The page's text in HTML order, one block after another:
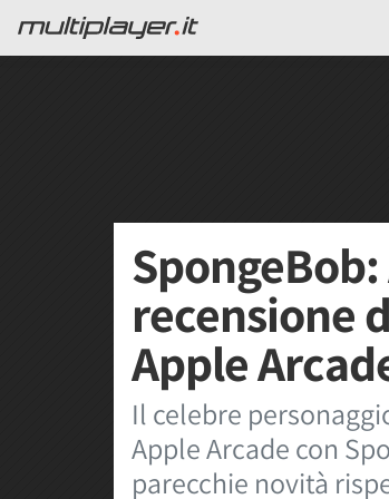
recensione
Apple
Il celebre
Apple Arcade con
parecchie novità